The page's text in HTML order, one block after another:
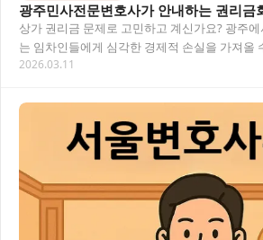
광주민사전문변호사가 안내하는 권리금
상가 권리금 문제로 고민하고 계신가요? 광주
는 임차인들에게 심각한 경제적 손실을 가져올
는 광주 지역의 민사 사건을 전문적으로 다루는…
2026.03.11